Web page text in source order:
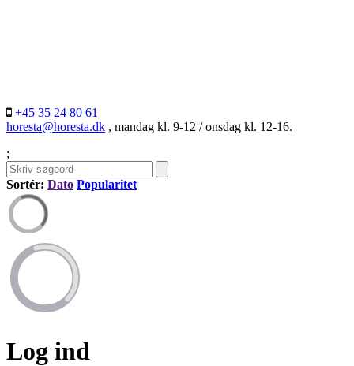
+45 35 24 80 61
horesta@horesta.dk , mandag kl. 9-12 / onsdag kl. 12-16.
;
Sortér: Dato Popularitet
Log ind